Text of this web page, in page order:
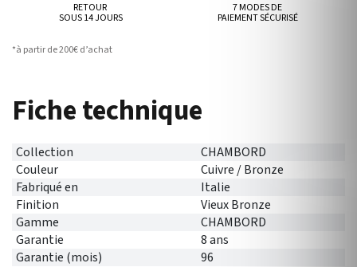
RETOUR
SOUS 14 JOURS
7 MODES DE
PAIEMENT SÉCURISÉ
*à partir de 200€ d’achat
Fiche technique
Collection
CHAMBORD
Couleur
Cuivre / Bronze
Fabriqué en
Italie
Finition
Vieux Bronze
Gamme
CHAMBORD
Garantie
8 ans
Garantie (mois)
96